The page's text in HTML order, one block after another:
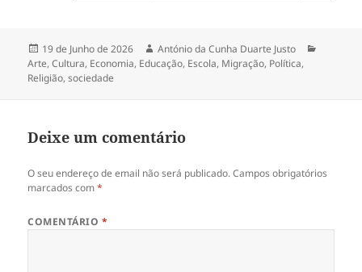
Publicado
a
19 de Junho de 2026 Autor
António da Cunha Duarte Justo
Arte,Cultura, Economia, Educação, Escola, Migração, Política,
Religião,sociedade
Deixe um comentário
O seu endereço de email não será publicado. Campos obrigatórios
marcados com*
COMENTÁRIO *